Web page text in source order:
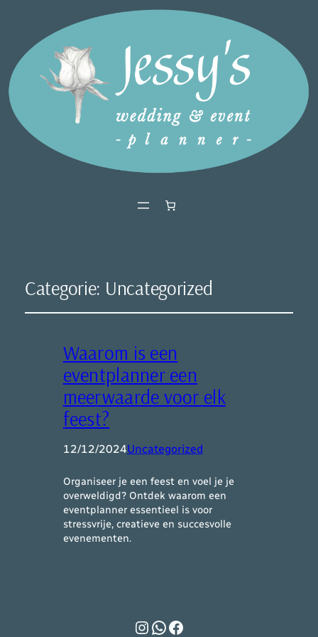
Categorie: Uncategorized
Waarom is een
eventplanner een
meerwaarde voor elk
feest?
12/12/2024Uncategorized
Organiseer je een feest en voel je je
overweldigd? Ontdek waarom een
eventplanner essentieel is voor
stressvrije, creatieve en succesvolle
evenementen.
Instagram
WhatsApp
Facebook